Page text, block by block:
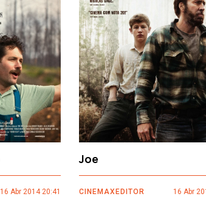
16 Abr 2014 20:41
Joe
CINEMAXEDITOR 16 Abr